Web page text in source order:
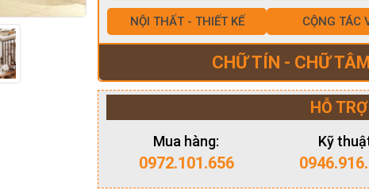
NỘI THẤT - THIẾT KẾ CỘNG TÁC
CHỮ TÍN - CHỮ
HỖ TRỢ
Mua hàng:
0972.101.656
Kỹ